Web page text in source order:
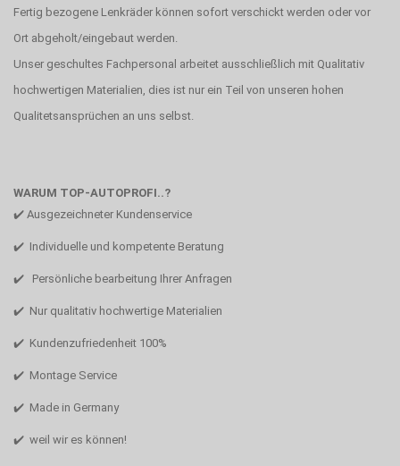
Fertig bezogene Lenkräder können sofort verschickt werden oder vor
Ort abgeholt/eingebaut werden.
Unser geschultes Fachpersonal arbeitet ausschließlich mit Qualitativ
hochwertigen Materialien, dies ist nur ein Teil von unseren hohen
Qualitetsansprüchen an uns selbst.
WARUM TOP-AUTOPROFI..?
✔️ Ausgezeichneter Kundenservice
✔️ Individuelle und kompetente Beratung
✔️ Persönliche bearbeitung Ihrer Anfragen
✔️ Nur qualitativ hochwertige Materialien
✔️ Kundenzufriedenheit 100%
✔️ Montage Service
✔️ Made in Germany
✔️ weil wir es können!